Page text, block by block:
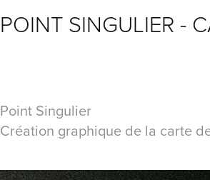
POINT SINGULIER -
Point Singulier
Création graphique de la carte